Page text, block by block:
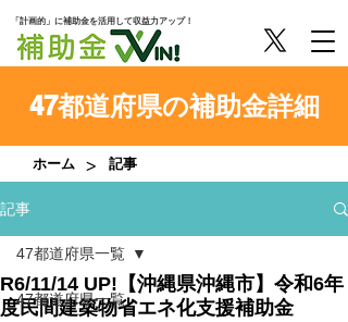
「計画的」に補助金を活用して収益力アップ！
47都道府県の補助金詳細
ホーム > 記事
記事
47都道府県一覧
47都道府県一覧
R6/11/14 UP!【沖縄県沖縄市】令和6年
度民間建築物省エネ化支援補助金